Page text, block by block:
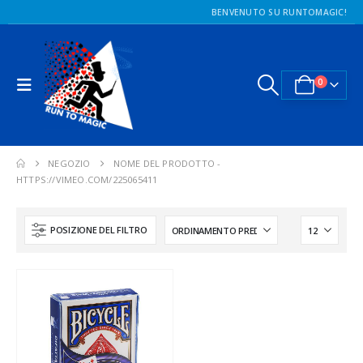
BENVENUTO SU RUNTOMAGIC!
0
NEGOZIO
NOME DEL PRODOTTO -
HTTPS://VIMEO.COM/225065411
POSIZIONE DEL FILTRO